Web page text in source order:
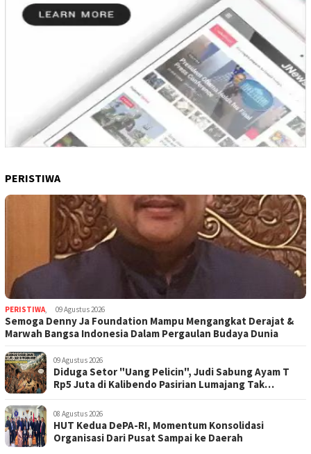
PERISTIWA
PERISTIWA 09 Agustus 2026
Semoga Denny Ja Foundation Mampu Mengangkat Derajat &
Marwah Bangsa Indonesia Dalam Pergaulan Budaya Dunia
09 Agustus 2026
Diduga Setor "Uang Pelicin", Judi Sabung Ayam T
Rp5 Juta di Kalibendo Pasirian Lumajang Tak
08 Agustus 2026
HUT Kedua DePA-RI, Momentum Konsolidasi
Organisasi Dari Pusat Sampai ke Daerah